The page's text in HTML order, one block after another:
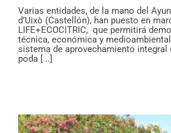
Varias entidades, de la mano del
d’Uixò (Castellón), han puesto en
LIFE+ECOCITRIC, que permitirá
técnica, económica y
sistema de aprovechamiento integral
poda [...]